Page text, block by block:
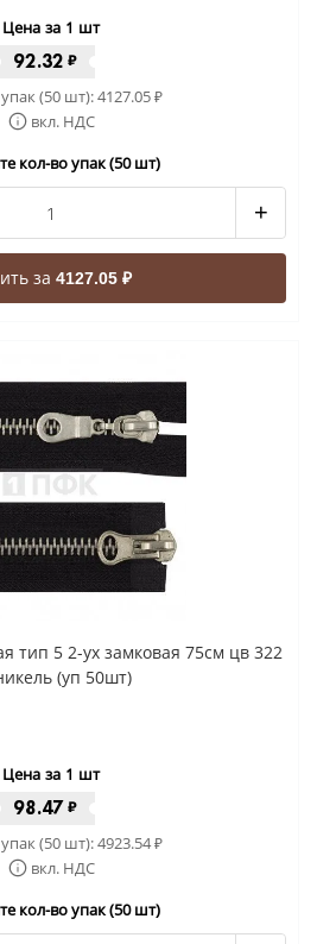
Цена за 1 шт
92.32 ₽
(50 шт):4127.05₽
вкл. НДС
кол-во упак (50 шт)
+
за 4127.05 ₽
тип 5 2-ух замковая 75см цв 322
(уп 50шт)
Цена за 1 шт
98.47₽
(50 шт):4923.54₽
вкл. НДС
кол-во упак (50 шт)